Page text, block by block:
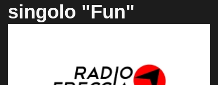
singolo "Fun"